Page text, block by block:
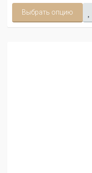
Выбрать опцию